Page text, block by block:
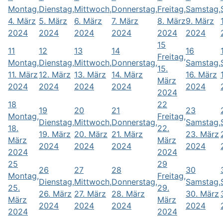
Montag,
4. März
2024
Dienstag,
5. März
2024
Mittwoch,
6. März
2024
Donnerstag,
7. März
2024
Freitag,
8. März
2024
Samstag,
9. März
2024
11
Montag,
11. März
2024
12
Dienstag,
12. März
2024
13
Mittwoch,
13. März
2024
14
Donnerstag,
14. März
2024
15
Freitag,
15.
März
2024
16
Samstag,
16. März
2024
18
Montag,
18.
März
2024
19
Dienstag,
19. März
2024
20
Mittwoch,
20. März
2024
21
Donnerstag,
21. März
2024
22
Freitag,
22.
März
2024
23
Samstag,
23. März
2024
25
Montag,
25.
März
2024
26
Dienstag,
26. März
2024
27
Mittwoch,
27. März
2024
28
Donnerstag,
28. März
2024
29
Freitag,
29.
März
2024
30
Samstag,
30. März
2024